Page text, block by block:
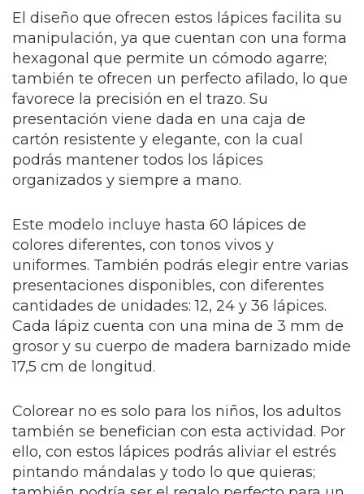
El diseño que ofrecen estos lápices facilita su
manipulación, ya que cuentan con una forma
hexagonal que permite un cómodo agarre;
también te ofrecen un perfecto afilado, lo que
favorece la precisión en el trazo. Su
presentación viene dada en una caja de
cartón resistente y elegante, con la cual
podrás mantener todos los lápices
organizados y siempre a mano.
Este modelo incluye hasta 60 lápices de
colores diferentes, con tonos vivos y
uniformes. También podrás elegir entre varias
presentaciones disponibles, con diferentes
cantidades de unidades: 12, 24 y 36 lápices.
Cada lápiz cuenta con una mina de 3 mm de
grosor y su cuerpo de madera barnizado mide
17,5 cm de longitud.
Colorear no es solo para los niños, los adultos
también se benefician con esta actividad. Por
ello, con estos lápices podrás aliviar el estrés
pintando mándalas y todo lo que quieras;